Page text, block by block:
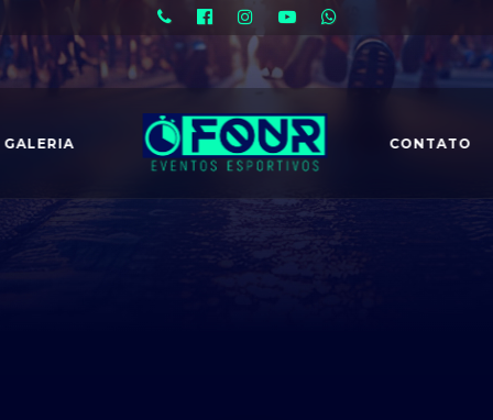
GALERIA CONTATO